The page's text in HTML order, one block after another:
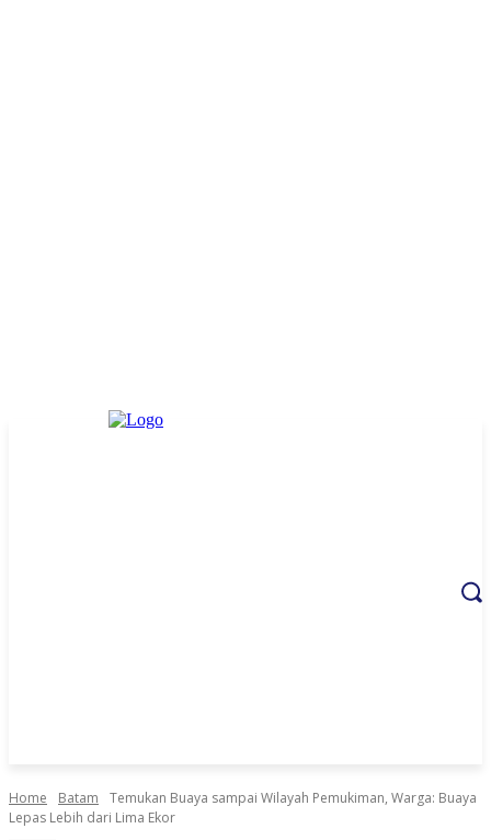
Home Batam
Temukan Buaya sampai Wilayah Pemukiman, Warga: Buaya
Lepas Lebih dari Lima Ekor